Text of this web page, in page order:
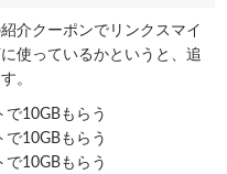
介クーポンでリンクスマイ
使っているかというと、追
。
10GBもらう
10GBもらう
10GBもらう